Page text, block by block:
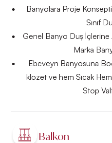
Banyolara Proje
Sınıf
Genel Banyo Duş
Marka
Ebeveyn Banyosuna
klozet ve hem Sıcak
Stop
Balkon